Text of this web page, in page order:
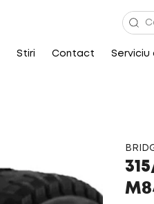
Stiri Contact Serviciu